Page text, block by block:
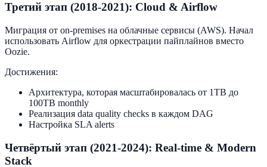
Третий этап (2018-2021): Cloud & Airflow
Миграция от on-premises на облачные сервисы (AWS). Начал
использовать Airflow для оркестрации пайплайнов вместо
Oozie.
Достижения:
Архитектура, которая масштабировалась от 1TB до
100TB monthly
Реализация data quality checks в каждом DAG
Настройка SLA alerts
Четвёртый этап (2021-2024): Real-time & Modern
Stack